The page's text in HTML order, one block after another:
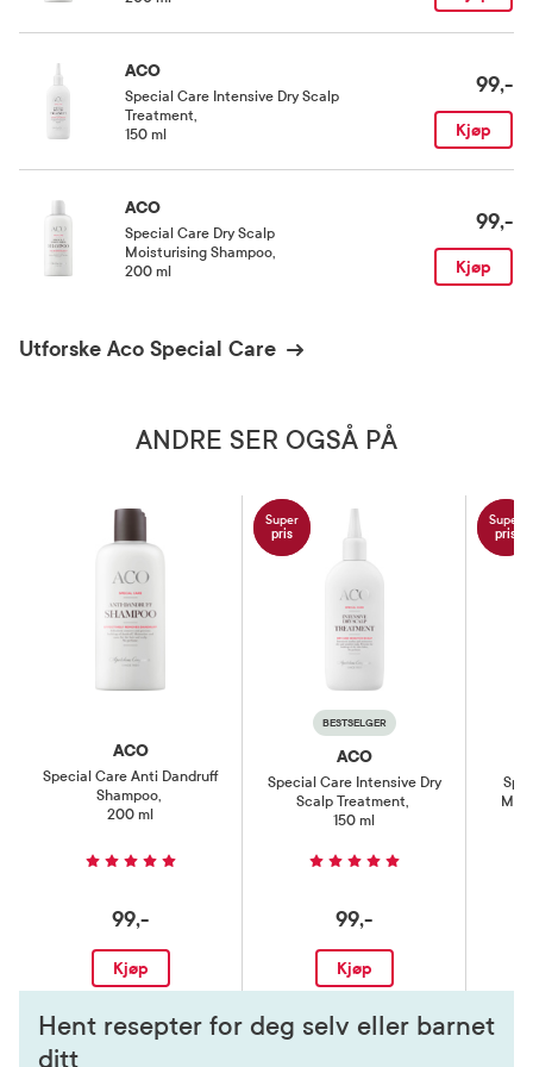
ACO
Special Care Intensive Dry Scalp
Treatment
150 ml
99,-
Kjøp
ACO
Special Care Dry Scalp
Moisturising Shampoo
200 ml
99,-
Kjøp
Utforske Aco Special Care
ANDRE SER OGSÅ PÅ
ACO
Special Care Anti Dandruff
Shampoo,
200 ml
99,-
Kjøp
Super
pris
BESTSELGER
ACO
Special Care Intensive Dry
Scalp Treatment,
150 ml
99,-
Kjøp
Super
pris
Hent resepter for deg selv eller barnet
ditt